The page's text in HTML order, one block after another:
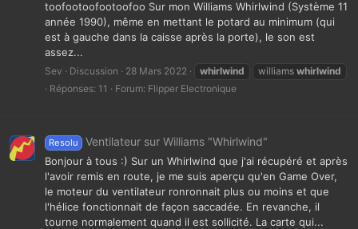
toofootoofootoofoo Sur mon Williams Whirlwind (Système 11
année 1990), même en mettant le potard au minimum (qui
est à gauche dans la caisse après la porte), le son est
assez...
Sev Discussion 28 Mars 2022 whirlwind williams whirlwind
Réponses: 11
Forum: Flipper Electronique
Resolu Ventilateur sur Williams "Whirlwind"
Bonjour à tous :) Sur un Whirlwind que j'ai récupéré et après
l'avoir remis en route, je me suis aperçu qu'en Game Over,
le moteur du ventilateur ronronnait plus ou moins et que
l'hélice fonctionnait de façon saccadée. En revanche, il
tourne normalement quand il est sollicité. La carte qui...